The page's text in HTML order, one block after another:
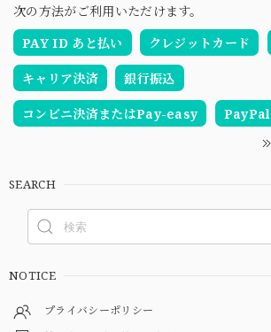
次の方法がご利用いただけます。
PAY ID あと払い
クレジットカード
キャリア決済 銀行振込
コンビニ決済またはPay-easy PayPal
SEARCH
NOTICE
プライバシーポリシー